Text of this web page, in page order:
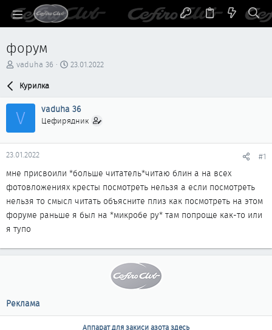
форум
А
р
т
м
ы
vaduha 36
Д
н
а
а
23.01.2022
Курилка
V vaduha 36
Цефирядник
23.01.2022 #1
мне присвоили *больше читатель*читаю блин а на всех
фотовложениях кресты посмотреть нельзя а если посмотреть
нельзя то смысл читать объясните плиз как посмотреть на этом
форуме раньше я был на *микробе ру* там попроще как-то или
я тупо
Реклама
Аппарат для закиси азота здесь